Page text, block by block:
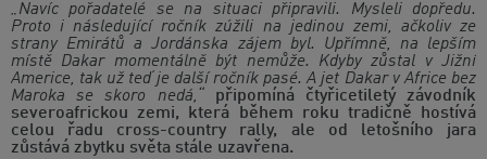
„Navíc pořadatelé se na situaci připravili. Mysleli dopředu.
Proto i následující ročník zúžili na jedinou zemi, ačkoliv ze
strany Emirátů a Jordánska zájem byl. Upřímně, na lepším
místě Dakar momentálně být nemůže. Kdyby zůstal v Jižní
Americe, tak už teď je další ročník pasé. A jet Dakar v Africe bez
Maroka se skoro nedá,“
připomíná čtyřicetiletý závodník
severoafrickou zemi, která během roku tradičně hostívá
celou řadu cross-country rally, ale od letošního jara
zůstává zbytku světa stále uzavřena.